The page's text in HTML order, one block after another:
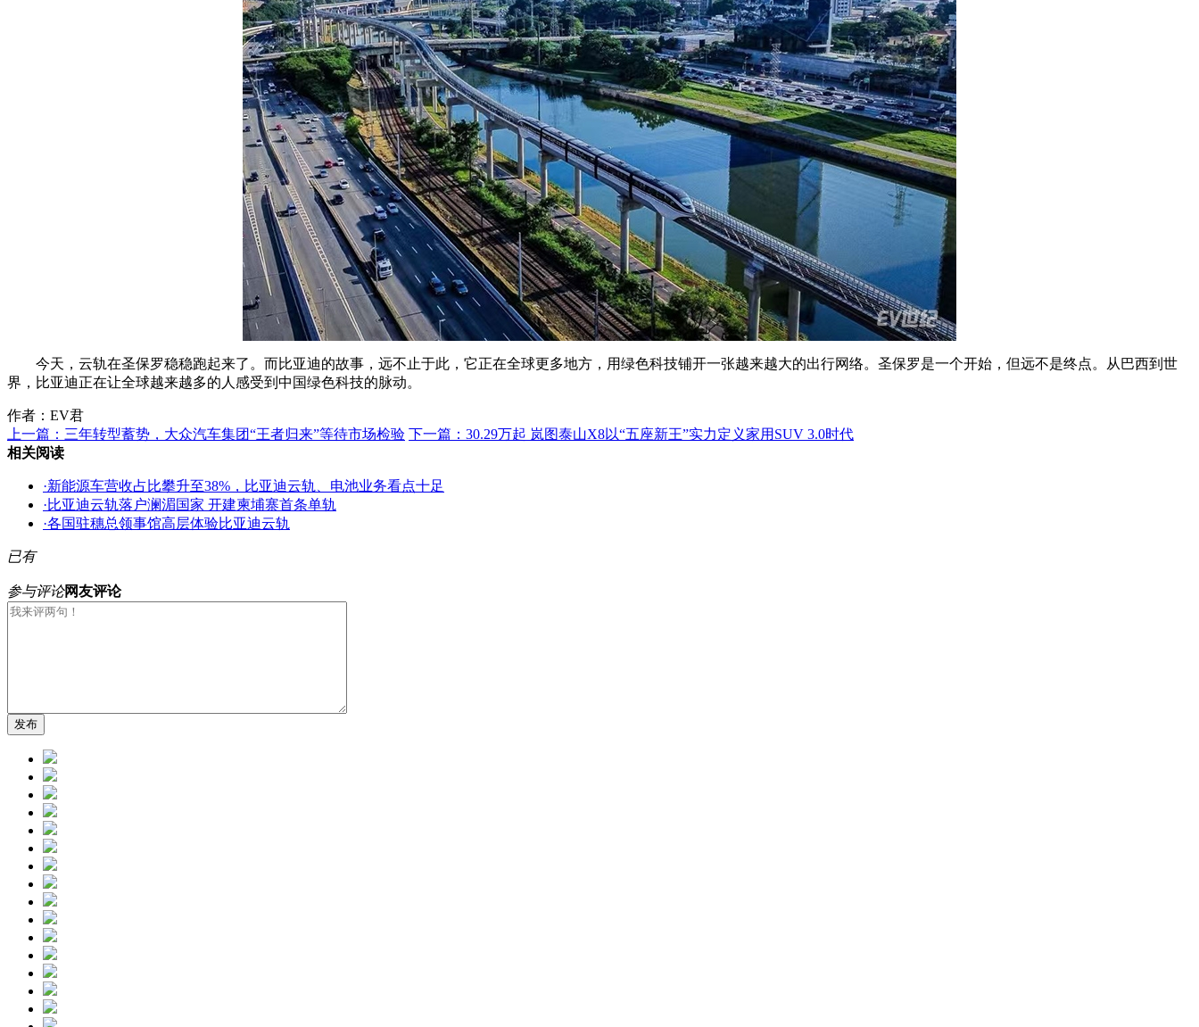
今天，云轨在圣保罗稳稳跑起来了。而比亚迪的故事，远不止于此，它正在全球更多地方，用绿色科技铺开一张越来越大的出行网络。圣保罗是一个开始，但远不是终点。从巴西到世
界，比亚迪正在让全球越来越多的人感受到中国绿色科技的脉动。
作者：EV君
上一篇： 三年转型蓄势，大众汽车集团“王者归来”等待市场检验 下一篇： 30.29万起 岚图泰山X8以“五座新王”实力定义家用SUV 3.0时代
相关阅读
·新能源车营收占比攀升至38%，比亚迪云轨、电池业务看点十足
·比亚迪云轨落户澜湄国家 开建柬埔寨首条单轨
·各国驻穗总领事馆高层体验比亚迪云轨
已有
参与评论网友评论